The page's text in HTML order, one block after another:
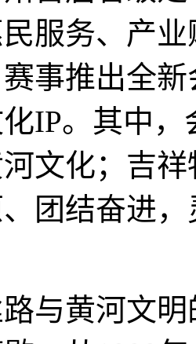
服务、产
事推出全
IP。其中
文化；吉
团结奋进
黄河文明